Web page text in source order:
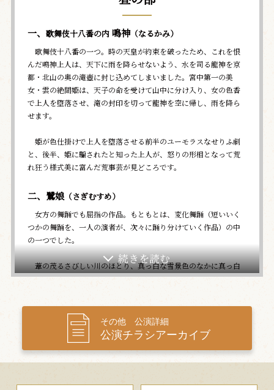
一、 歌舞伎十八番の内鳴神（なるかみ）
歌舞伎十八番の一つ。時の天皇が約束を破ったため、これを恨
んだ鳴神上人は、天下に雨を降らせないよう、水を司る龍神を京
都・北山の奥の滝壺に封じ込めてしまいました。宮中第一の美
女・雲の絶間姫は、天子の命を受けて山中に分け入り、女の色香
で上人を堕落させ、滝の封印を切って龍神を空に帰し、雨を降ら
せます。
姫が色仕掛けで上人を堕落させる前半のユーモラスなせりふ劇
と、後半、姫に騙されたと知った上人が、怒りの形相となって荒
れ狂う様式美に富んだ荒事芸が見どころです。
二、鷺娘（さぎむすめ）
女方の舞踊でも屈指の作品。もともとは、変化舞踊（短いいく
つかの舞踊を、一人の演者が、次々に踊り分けていく作品）の中
の一つでした。
葦の茂るさびしい川のほとり、真っ白な雪景色のなかに真っ白
な着物で、一人たたずむ娘。実は、鷺の精でした。恋ゆえに落ち
いく白鷺の姿。かなわぬ恋の妄執に、女形の美しさを充分に味わ
っていただける名曲です。
三、与話情浮名横櫛
三世瀬川如皐によって書かれ、嘉永6（1853）年江戸・中村座
その他 公演詳細
公演チラシアーカイブ